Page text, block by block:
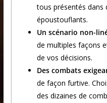
tous présentés dans
époustouflants.
Un scénario non-
de multiples façons
de vos décisions.
Des combats
de façon furtive.
des dizaines de